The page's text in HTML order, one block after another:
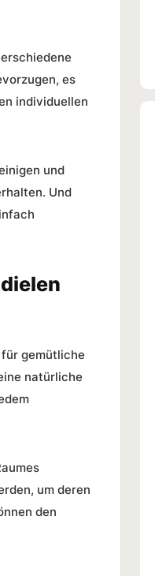
es
individuellen
und
Und
für gemütliche
natürliche
um deren
den